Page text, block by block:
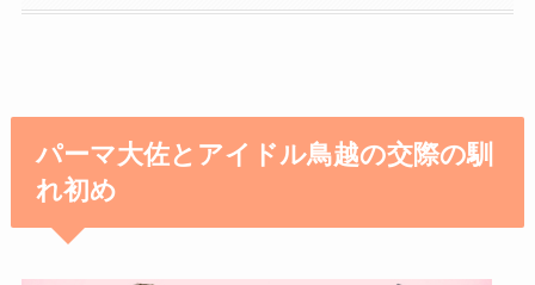
パーマ大佐とアイドル鳥越の交際の馴
れ初め